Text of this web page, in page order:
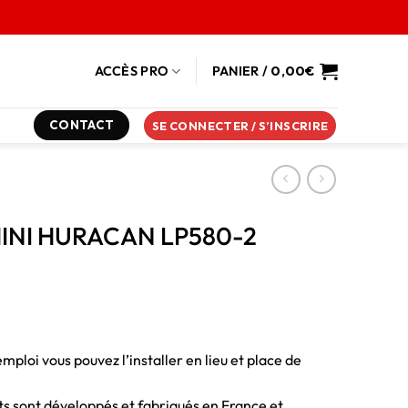
ACCÈS PRO PANIER / 0,00€
CONTACT SE CONNECTER / S’INSCRIRE
HURACAN LP580-2
vous pouvez l’installer en lieu et place de